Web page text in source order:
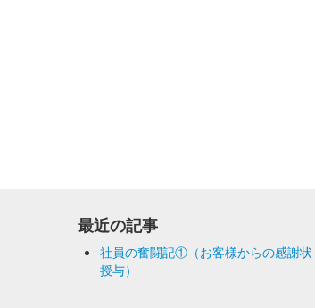
最近の記事
社員の奮闘記①（お客様からの感謝状
授与）